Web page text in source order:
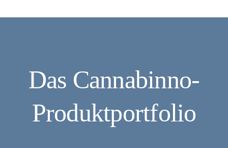
Das Cannabinno-
Produktportfolio